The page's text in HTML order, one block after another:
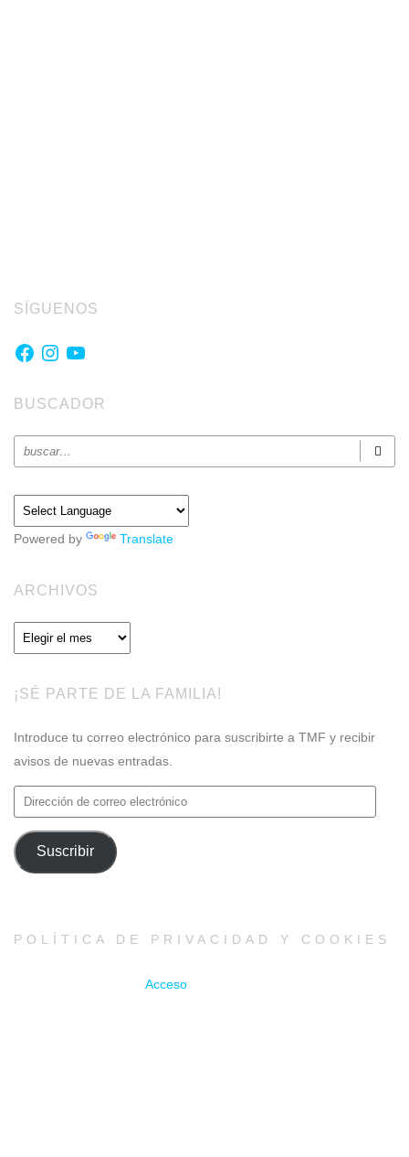
SÍGUENOS
Facebook
Instagram
YouTube
BUSCADOR
Powered by Translate
ARCHIVOS
Archivos
¡SÉ PARTE DE LA FAMILIA!
Introduce tu correo electrónico para suscribirte a TMF y recibir
avisos de nuevas entradas.
Dirección
de
correo
electrónico
Suscribir
POLÍTICA DE PRIVACIDAD Y COOKIES
Acceso